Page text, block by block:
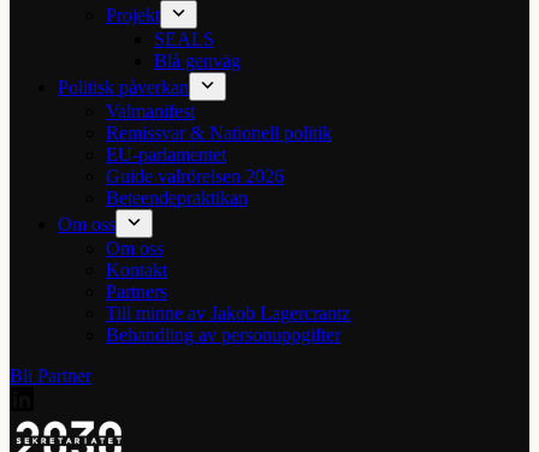
Projekt
SEALS
Blå genväg
Politisk påverkan
Valmanifest
Remissvar & Nationell politik
EU-parlamentet
Guide valrörelsen 2026
Beteendepraktikan
Om oss
Om oss
Kontakt
Partners
Till minne av Jakob Lagercrantz
Behandling av personuppgifter
Bli Partner